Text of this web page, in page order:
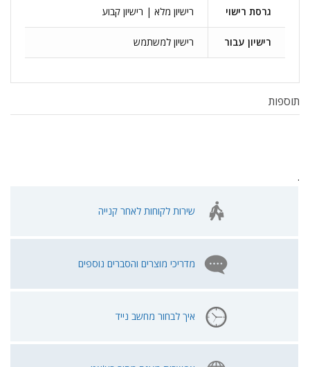
גרסת רישוי רישיון מלא | רישיון קבוע
רישיון עבור רישיון למשתמש
תוספות
.
שירות לקוחות לאחר קנייה
מדריכי מוצרים והסברים נוספים
איך לבחור מחשב נייד